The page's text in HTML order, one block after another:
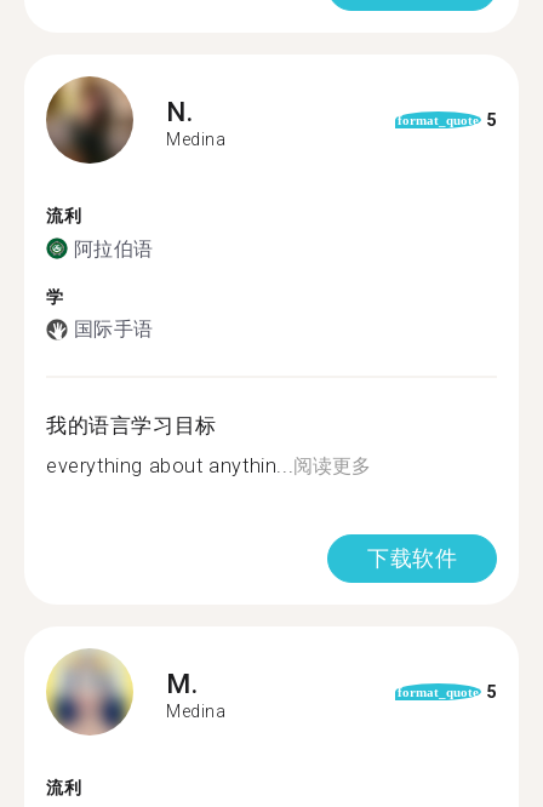
N.
Medina
format_quote 5
流利
阿拉伯语
学
国际手语
我的语言学习目标
everything about anythin...阅读更多
下载软件
M.
Medina
format_quote 5
流利